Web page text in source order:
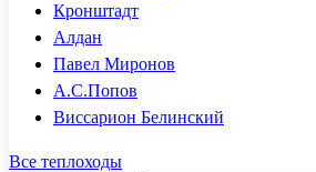
Кронштадт
Алдан
Павел Миронов
А.С.Попов
Виссарион Белинский
Все теплоходы